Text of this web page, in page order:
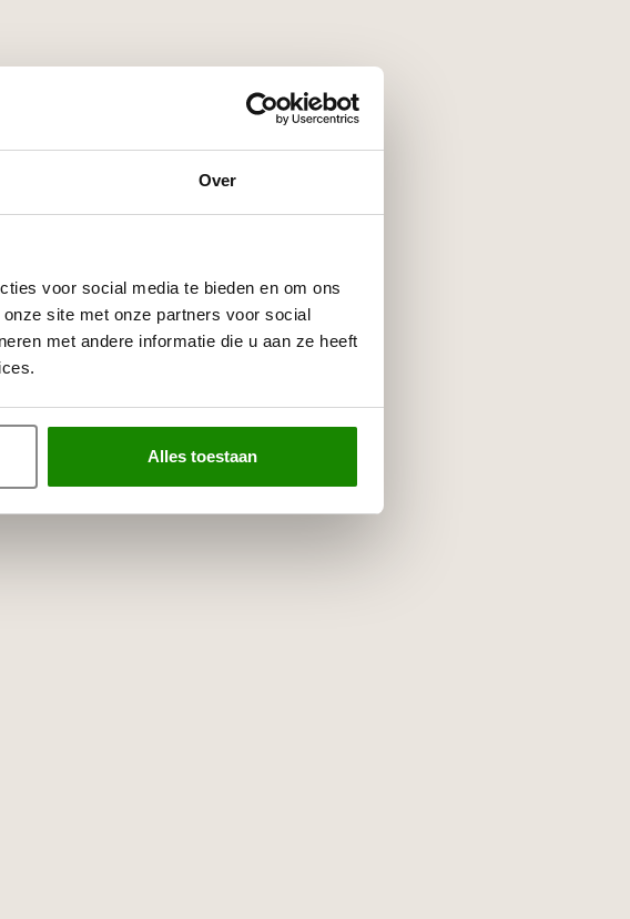
Over
voor social media te bieden en om ons
site met onze partners voor social
met andere informatie die u aan ze heeft
Alles toestaan